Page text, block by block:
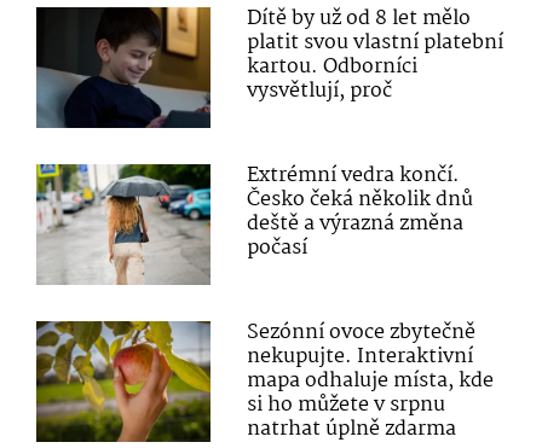
Dítě by už od 8 let mělo
platit svou vlastní platební
kartou. Odborníci
vysvětlují, proč
Extrémní vedra končí.
Česko čeká několik dnů
deště a výrazná změna
počasí
Sezónní ovoce zbytečně
nekupujte. Interaktivní
mapa odhaluje místa, kde
si ho můžete v srpnu
natrhat úplně zdarma